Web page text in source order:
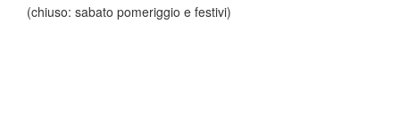
(chiuso: sabato pomeriggio e festivi)